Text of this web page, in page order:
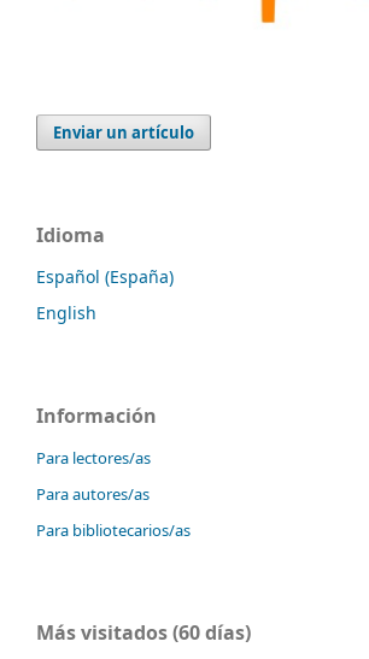
Enviar un artículo
Idioma
Español (España)
English
Información
Para lectores/as
Para autores/as
Para bibliotecarios/as
Más visitados (60 días)